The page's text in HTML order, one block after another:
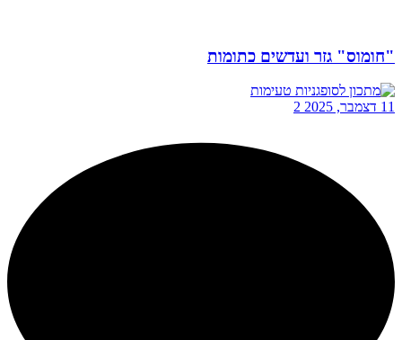
"חומוס" גזר ועדשים כתומות
11 דצמבר, 2025 2